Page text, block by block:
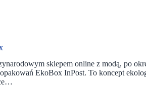
sklepem online z modą, po
EkoBox InPost. To koncept